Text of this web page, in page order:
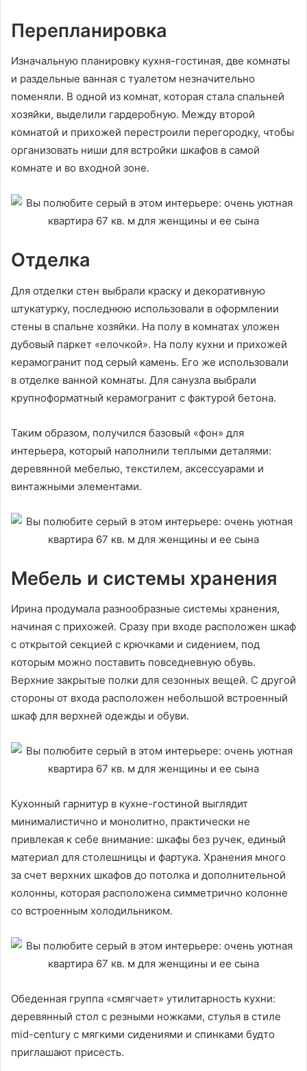
Перепланировка
Изначальную планировку кухня-гостиная, две комнаты
и раздельные ванная с туалетом незначительно
поменяли. В одной из комнат, которая стала спальней
хозяйки, выделили гардеробную. Между второй
комнатой и прихожей перестроили перегородку, чтобы
организовать ниши для встройки шкафов в самой
комнате и во входной зоне.
Отделка
Для отделки стен выбрали краску и декоративную
штукатурку, последнюю использовали в оформлении
стены в спальне хозяйки. На полу в комнатах уложен
дубовый паркет «елочкой». На полу кухни и прихожей
керамогранит под серый камень. Его же использовали
в отделке ванной комнаты. Для санузла выбрали
крупноформатный керамогранит с фактурой бетона.
Таким образом, получился базовый «фон» для
интерьера, который наполнили теплыми деталями:
деревянной мебелью, текстилем, аксессуарами и
винтажными элементами.
Мебель и системы хранения
Ирина продумала разнообразные системы хранения,
начиная с прихожей. Сразу при входе расположен шкаф
с открытой секцией с крючками и сидением, под
которым можно поставить повседневную обувь.
Верхние закрытые полки для сезонных вещей. С другой
стороны от входа расположен небольшой встроенный
шкаф для верхней одежды и обуви.
Кухонный гарнитур в кухне-гостиной выглядит
минималистично и монолитно, практически не
привлекая к себе внимание: шкафы без ручек, единый
материал для столешницы и фартука. Хранения много
за счет верхних шкафов до потолка и дополнительной
колонны, которая расположена симметрично колонне
со встроенным холодильником.
Обеденная группа «смягчает» утилитарность кухни:
деревянный стол с резными ножками, стулья в стиле
mid-century с мягкими сидениями и спинками будто
приглашают присесть.